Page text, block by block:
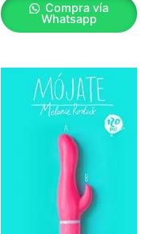
Compra vía
Whatsapp